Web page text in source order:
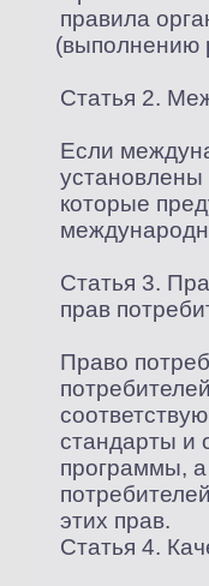
правила
(выполнению
Статья 2.
Если
которые
Статья 3.
прав
Право
стандарты и
программы,
этих прав.
Статья 4.